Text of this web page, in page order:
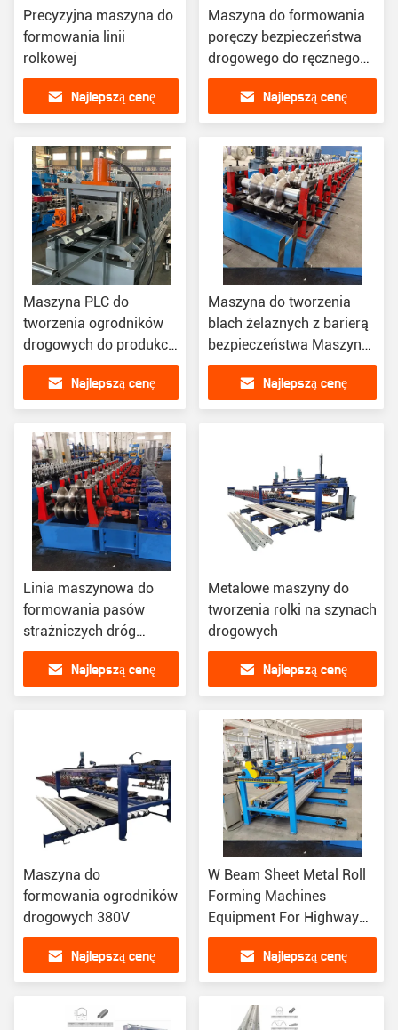
Precyzyjna maszyna do
formowania linii
rolkowej
Najlepszą cenę
Maszyna do formowania
poręczy bezpieczeństwa
drogowego do ręcznego
odwijania bariery
zderzeniowej wiązki W
Najlepszą cenę
Maszyna PLC do
tworzenia ogrodników
drogowych do produkcji
blach żelaznych
Najlepszą cenę
Maszyna do tworzenia
blach żelaznych z barierą
bezpieczeństwa Maszyna
do tworzenia rolek
podwójnej warstwy
Najlepszą cenę
Linia maszynowa do
formowania pasów
strażniczych dróg
ekspresowych 100
stóp/minNajlepszą cenę
Metalowe maszyny do
tworzenia rolki na szynach
drogowych
Najlepszą cenę
Maszyna do
formowania ogrodników
drogowych 380V
Najlepszą cenę
W Beam Sheet Metal Roll
Forming Machines
Equipment For Highway
Guardrail Crash Barrier
(W) Wyroby do
formowania płyt
metalowych
Najlepszą cenę